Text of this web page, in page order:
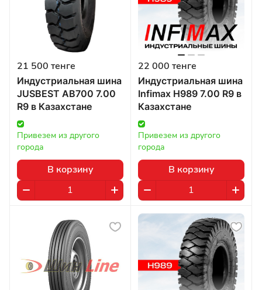
21 500 тенге
Индустриальная шина
JUSBEST AB700 7.00
R9 в Казахстане
Привезем из другого
города
В корзину
22 000 тенге
Индустриальная шина
Infimax H989 7.00 R9 в
Казахстане
Привезем из другого
города
В корзину